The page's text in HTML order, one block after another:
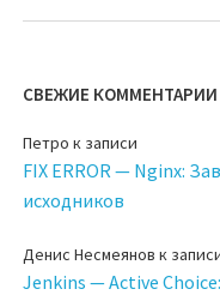
СВЕЖИЕ КОММЕНТАРИИ
Петро к записи
FIX ERROR — Nginx:
исходников
Денис Несмеянов к
Jenkins — Active